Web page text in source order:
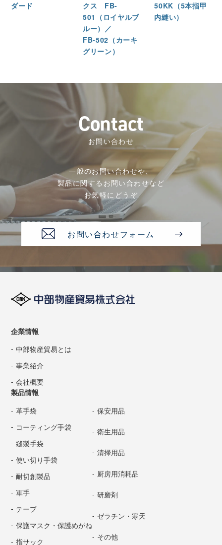
ダード
クス FB-
501（ロイヤルブ
ルー）／
FB-502（カーキ
グリーン）
50KK（5本指甲
内縫い）
Contact
お問い合わせ
一般のお問い合わせや、
製品に関するお問い合わせなど
お気軽にどうぞ
お問い合わせフォーム
企業情報
中部物産貿易とは
事業紹介
会社概要
製品情報
革手袋
コーティング手袋
縫製手袋
使い切り手袋
耐切創製品
軍手
テープ
保護マスク・保護めがね
指サック
保安用品
衛生用品
清掃用品
厨房用消耗品
研磨剤
ゼラチン・寒天
その他